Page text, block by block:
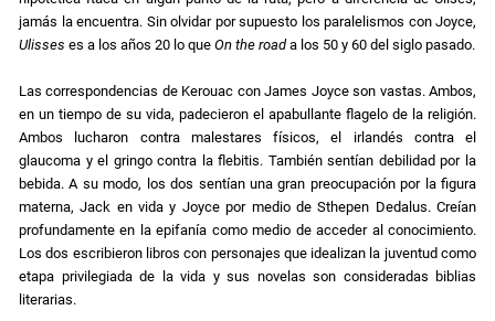
jamás la encuentra. Sin olvidar por supuesto los paralelismos con Joyce,
Ulisses es a los años 20 lo que On the roada los 50 y 60 del siglo pasado.
Las correspondencias de Kerouac con James Joyce son vastas. Ambos,
en un tiempo de su vida, padecieron el apabullante flagelo de la religión.
Ambos lucharon contra malestares físicos, el irlandés contra el
glaucoma y el gringo contra la flebitis. También sentían debilidad por la
bebida. A su modo, los dos sentían una gran preocupación por la figura
materna, Jack en vida y Joyce por medio de Sthepen Dedalus. Creían
profundamente en la epifanía como medio de acceder al conocimiento.
Los dos escribieron libros con personajes que idealizan la juventud como
etapa privilegiada de la vida y sus novelas son consideradas biblias
literarias.